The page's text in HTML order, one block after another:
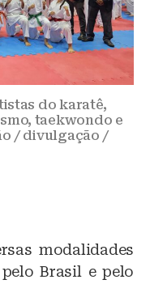
do karatê,
taekwondo e
/ divulgação /
modalidades
Brasil e pelo